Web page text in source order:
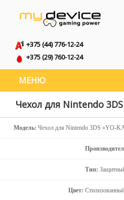
+375 (44) 776-12-24
+375 (29) 760-12-24
МЕНЮ
Чехол для Nintendo 3DS
Модель: Чехол для Nintendo 3DS «YO-
Тип:
Цвет: